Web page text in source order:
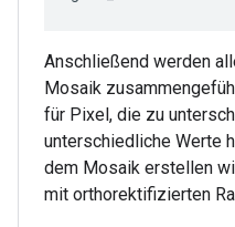
Anschließend werden
Mosaik
für Pixel, die zu
unterschiedliche Werte
dem Mosaik erstellen
mit orthorektifizierten